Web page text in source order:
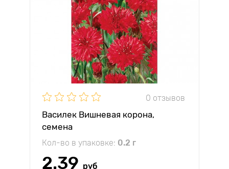
0 отзывов
Василек Вишневая корона,
семена
Кол-во в упаковке: 0.2 г
2.39 руб